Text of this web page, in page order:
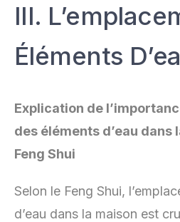
III.
Éléments
Explication de
des éléments d’eau dans
Feng Shui
Selon le Feng Shui,
d’eau dans la maison est